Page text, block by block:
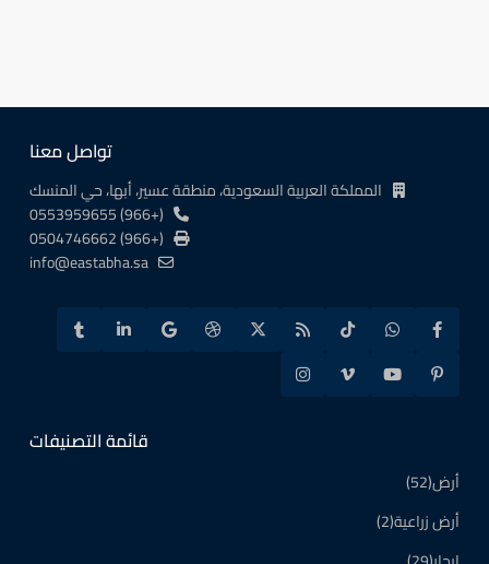
تواصل معنا
المملكة العربية السعودية، منطقة عسير، أبها، حي المنسك
(+966) 0553959655
(+966) 0504746662
info@eastabha.sa
قائمة التصنيفات
أرض(52)
أرض زراعية(2)